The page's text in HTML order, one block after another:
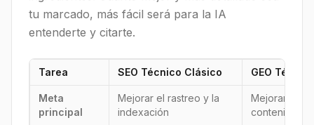
tu marcado, más fácil será para la IA
entenderte y citarte.
Tarea SEO Técnico Clásico GEO
Meta
principal
Mejorar el rastreo y la
indexación
Mejorar el
contenido